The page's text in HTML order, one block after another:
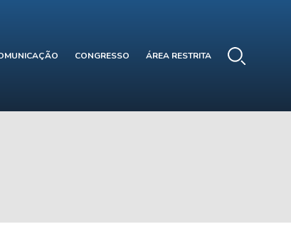
CONGRESSO ÁREA RESTRITA